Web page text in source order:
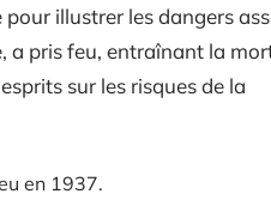
illustrer les dangers
a pris feu, entraînant la
sur les risques de la
en 1937.